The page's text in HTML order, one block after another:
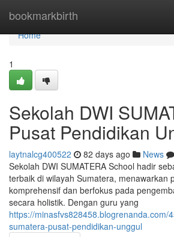
bookmarkbirth
Home
Home
1
Sekolah DWI
Pusat Pendidikan
laytnalcg400522 82 days ago News
Sekolah DWI SUMATERA School hadir
terbaik di wilayah Sumatera, menawarkan
komprehensif dan berfokus pada
secara holistik. Dengan guru yang
https://minasfvs828458.blogrenanda.com/
sumatera-pusat-pendidikan-unggul